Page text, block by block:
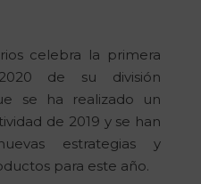
celebra la primera
de su división
se ha realizado un
de 2019 y se han
estrategias y
para este año.